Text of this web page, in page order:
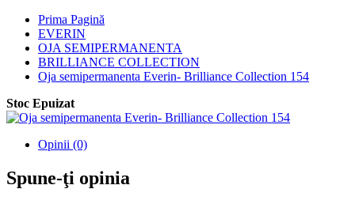
Prima Pagină
EVERIN
OJA SEMIPERMANENTA
BRILLIANCE COLLECTION
Oja semipermanenta Everin- Brilliance Collection 154
Stoc Epuizat
Opinii (0)
Spune-ţi opinia